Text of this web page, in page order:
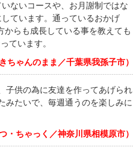
ないコースや、お月謝制ではな
ています。通っているおかげ
らも成長している事を教えても
ています。
ちゃんのまま／千葉県我孫子市）
子供の為に友達を作ってあげられ
みたいで、毎週通うのを楽しみに
・ちゃっく／神奈川県相模原市）